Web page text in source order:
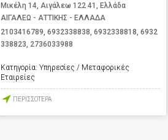
Μικέλη 14, Αιγάλεω 122 41, Ελλάδα
ΑΙΓΑΛΕΩ - ΑΤΤΙΚΗΣ - ΕΛΛΑΔΑ
2103416789, 6932338838, 6932338818, 6932
338823, 2736033988
Κατηγορία: Υπηρεσίες / Μεταφορικές
Εταιρείες
ΠΕΡΙΣΣΟΤΕΡΑ